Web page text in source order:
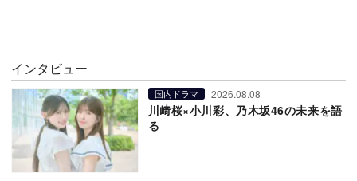
インタビュー
国内ドラマ 2026.08.08
川﨑桜×小川彩、乃木坂46の未来を語
る